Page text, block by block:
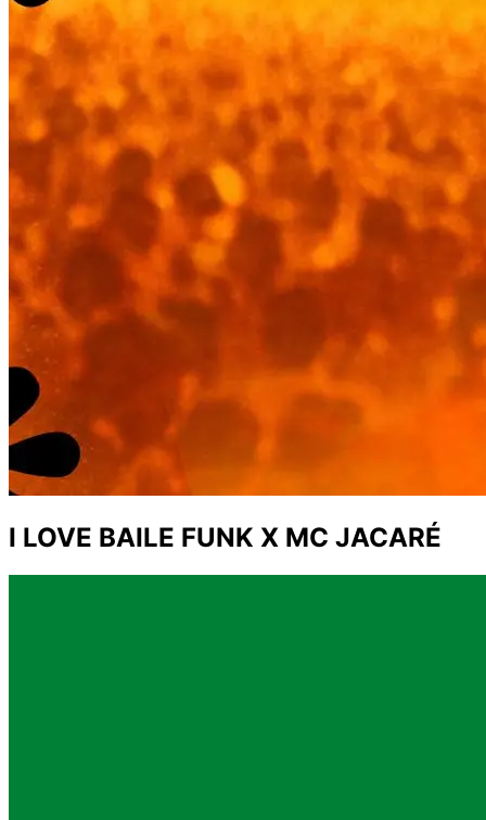
I LOVE BAILE FUNK X MC JACARÉ